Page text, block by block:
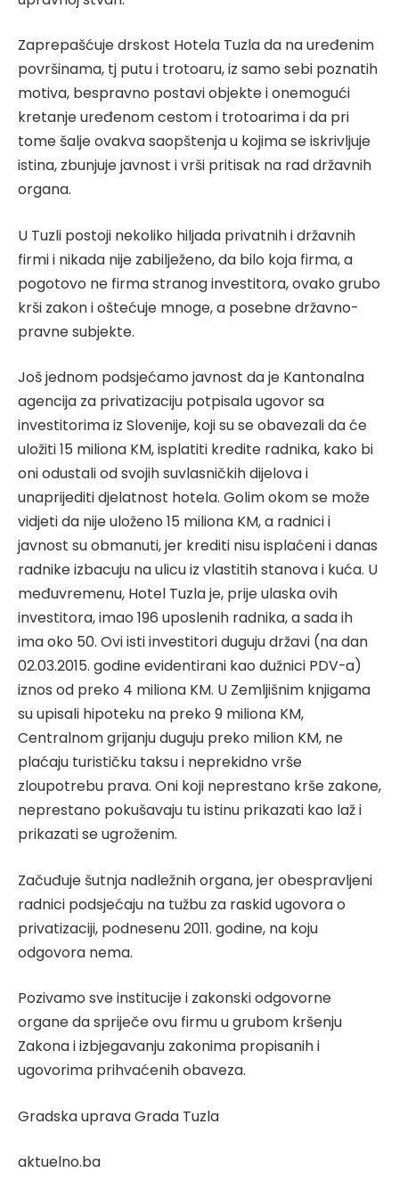
Zaprepašćuje drskost Hotela Tuzla da na uređenim
površinama, tj putu i trotoaru, iz samo sebi poznatih
motiva, bespravno postavi objekte i onemogući
kretanje uređenom cestom i trotoarima i da pri
tome šalje ovakva saopštenja u kojima se iskrivljuje
istina, zbunjuje javnost i vrši pritisak na rad državnih
organa.
U Tuzli postoji nekoliko hiljada privatnih i državnih
firmi i nikada nije zabilježeno, da bilo koja firma, a
pogotovo ne firma stranog investitora, ovako grubo
krši zakon i oštećuje mnoge, a posebne državno-
pravne subjekte.
Još jednom podsjećamo javnost da je Kantonalna
agencija za privatizaciju potpisala ugovor sa
investitorima iz Slovenije, koji su se obavezali da će
uložiti 15 miliona KM, isplatiti kredite radnika, kako bi
oni odustali od svojih suvlasničkih dijelova i
unaprijediti djelatnost hotela. Golim okom se može
vidjeti da nije uloženo 15 miliona KM, a radnici i
javnost su obmanuti, jer krediti nisu isplaćeni i danas
radnike izbacuju na ulicu iz vlastitih stanova i kuća. U
međuvremenu, Hotel Tuzla je, prije ulaska ovih
investitora, imao 196 uposlenih radnika, a sada ih
ima oko 50. Ovi isti investitori duguju državi (na dan
02.03.2015. godine evidentirani kao dužnici PDV-a)
iznos od preko 4 miliona KM. U Zemljišnim knjigama
su upisali hipoteku na preko 9 miliona KM,
Centralnom grijanju duguju preko milion KM, ne
plaćaju turističku taksu i neprekidno vrše
zloupotrebu prava. Oni koji neprestano krše zakone,
neprestano pokušavaju tu istinu prikazati kao laž i
prikazati se ugroženim.
Začuđuje šutnja nadležnih organa, jer obespravljeni
radnici podsjećaju na tužbu za raskid ugovora o
privatizaciji, podnesenu 2011. godine, na koju
odgovora nema.
Pozivamo sve institucije i zakonski odgovorne
organe da spriječe ovu firmu u grubom kršenju
Zakona i izbjegavanju zakonima propisanih i
ugovorima prihvaćenih obaveza.
Gradska uprava Grada Tuzla
aktuelno.ba